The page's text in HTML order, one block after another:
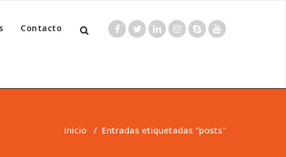
Contacto
Inicio / Entradas etiquetadas "posts"